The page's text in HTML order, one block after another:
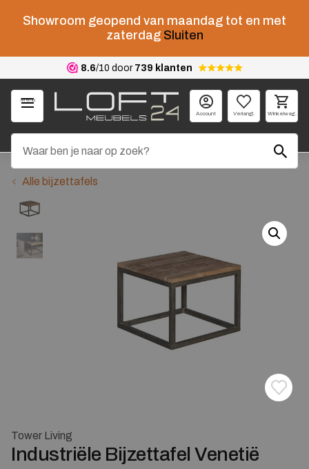
Showroom geopend van maandag tot en met
zaterdag Sluiten
8.6/10 door 739 klanten
Menu
Account Verlangl. Winkelwag.
Alle bijzettafels
Tower Living
Industriële Bijzettafel Venetië